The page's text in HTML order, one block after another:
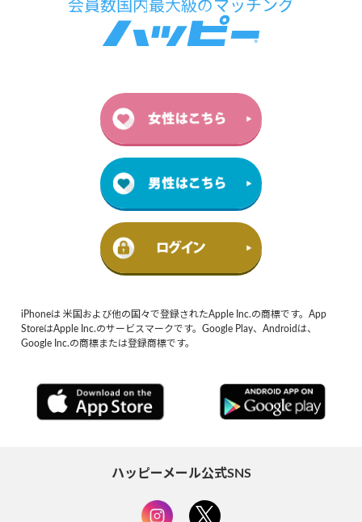
iPhoneは 米国および他の国々で登録されたApple Inc.の商標です。App
StoreはApple Inc.のサービスマークです。Google Play、Androidは、
Google Inc.の商標または登録商標です。
ハッピーメール公式SNS